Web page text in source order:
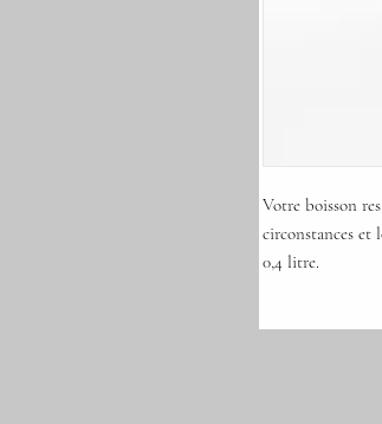
Votre boisson
circonstances et
0,4 litre.